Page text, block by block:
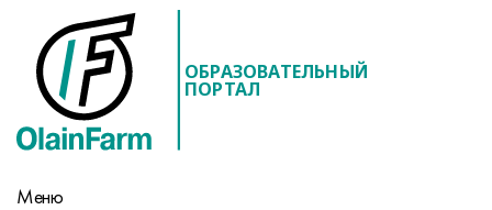
ОБРАЗОВАТЕЛЬНЫЙ
ПОРТАЛ
Меню